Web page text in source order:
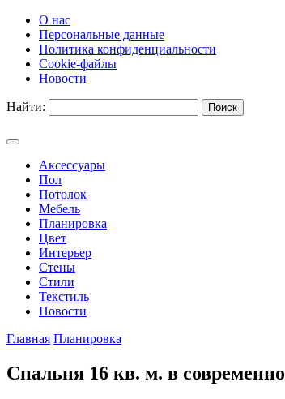
О нас
Персональные данные
Политика конфиденциальности
Cookie-файлы
Новости
Найти:
Аксессуары
Пол
Потолок
Мебель
Планировка
Цвет
Интерьер
Стены
Стили
Текстиль
Новости
Главная Планировка
Спальня 16 кв. м. в